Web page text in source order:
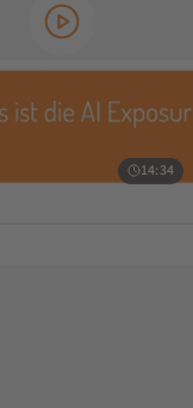
14:34